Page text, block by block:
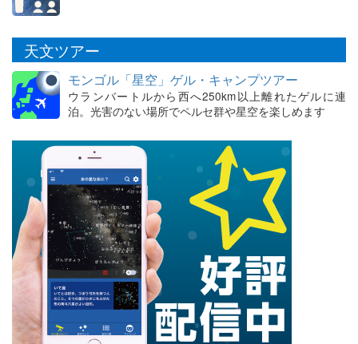
天文ツアー
モンゴル「星空」ゲル・キャンプツアー
ウランバートルから西へ250km以上離れたゲルに連
泊。光害のない場所でペルセ群や星空を楽しめます